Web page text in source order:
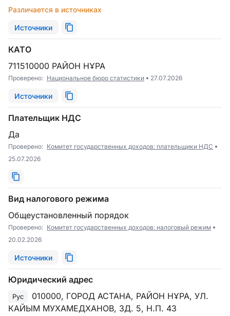
Различается в источниках
Источники
КАТО
711510000 РАЙОН НҰРА
Проверено: Национальное бюро статистики 27.07.2026
Источники
Плательщик НДС
Да
Проверено: Комитет государственных доходов: плательщики НДС
25.07.2026
Вид налогового режима
Общеустановленный порядок
Проверено: Комитет государственных доходов: налоговый режим
20.02.2026
Источники
Юридический адрес
Рус
010000, ГОРОД АСТАНА, РАЙОН НҰРА, УЛ.
КАЙЫМ МУХАМЕДХАНОВ, ЗД. 5, Н.П. 43